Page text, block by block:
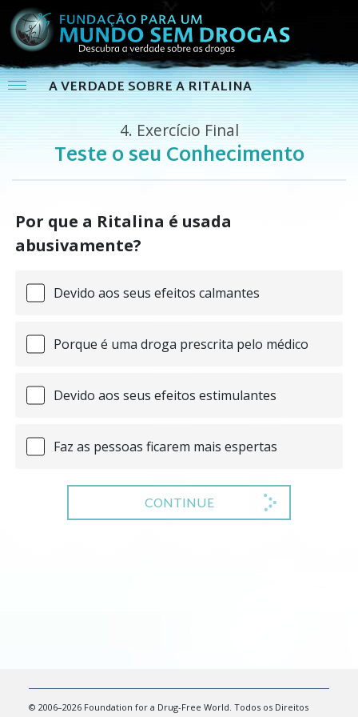
A VERDADE SOBRE A RITALINA
4. Exercício Final
Teste o seu Conhecimento
Por que a Ritalina é usada
abusivamente?
Devido aos seus efeitos calmantes
Porque é uma droga prescrita pelo médico
Devido aos seus efeitos estimulantes
Faz as pessoas ficarem mais espertas
CONTINUE
© 2006–2026 Foundation for a Drug-Free World. Todos os Direitos